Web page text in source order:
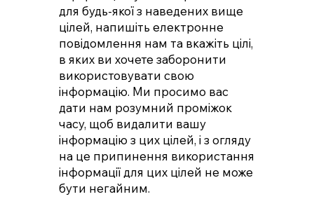
для будь-якої з наведених вище
цілей, напишіть електронне
повідомлення нам та вкажіть цілі,
в яких ви хочете заборонити
використовувати свою
інформацію. Ми просимо вас
дати нам розумний проміжок
часу, щоб видалити вашу
інформацію з цих цілей, і з огляду
на це припинення використання
інформації для цих цілей не може
бути негайним.